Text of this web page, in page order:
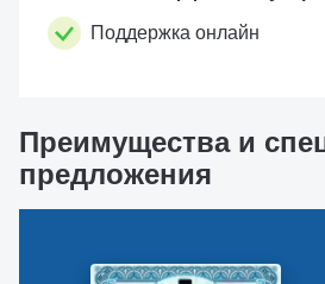
Поддержка онлайн
Преимущества и
предложения